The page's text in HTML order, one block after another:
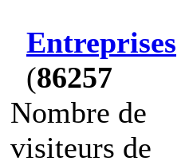
Entreprises
(86257
Nombre de
visiteurs de